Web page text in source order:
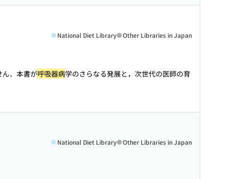
National Diet Library Other Libraries in Japan
ん．本書が呼吸器病学のさらなる発展と，次世代の医師の育
National Diet Library Other Libraries in Japan